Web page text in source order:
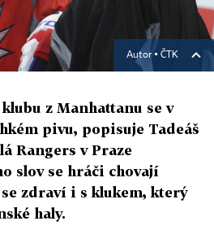
Autor ▪ ČTK
z Manhattanu se v
pivu, popisuje Tadeáš
Rangers v Praze
slov se hráči chovají
zdraví i s klukem, který
haly.